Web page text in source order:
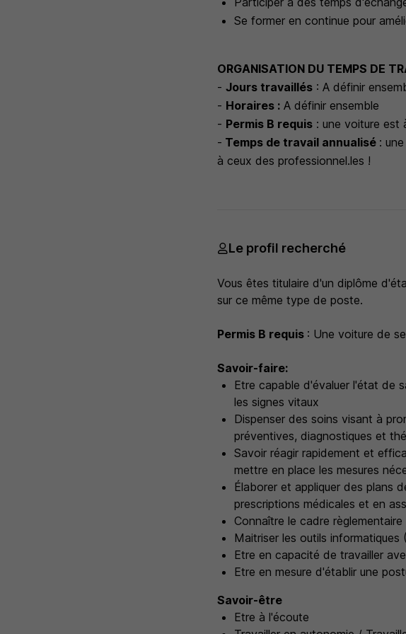
Se former en continue pour
ORGANISATION DU TEMPS DE
-Jours travaillés : A définir
- Horaires : A définir ensemble
- Permis B requis : une voiture est
- Temps de travail annualisé :
à ceux des professionnel.les !
Le profil recherché
Vous êtes titulaire d'un diplôme
sur ce même type de poste.
Permis B requis : Une voiture de
Savoir-faire:
Etre capable d'évaluer l'état de
les signes vitaux
Dispenser des soins visant à
préventives, diagnostiques et
Savoir réagir rapidement et
mettre en place les mesures
Élaborer et appliquer des plans
prescriptions médicales et en
Connaître le cadre règlementaire
Maitriser les outils
Etre en capacité de travailler
Etre en mesure d'établir une
Savoir-être
Etre à l'écoute